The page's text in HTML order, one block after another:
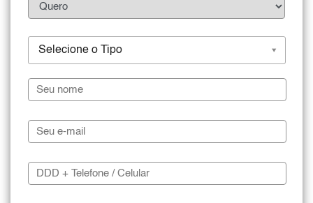
Selecione o Tipo